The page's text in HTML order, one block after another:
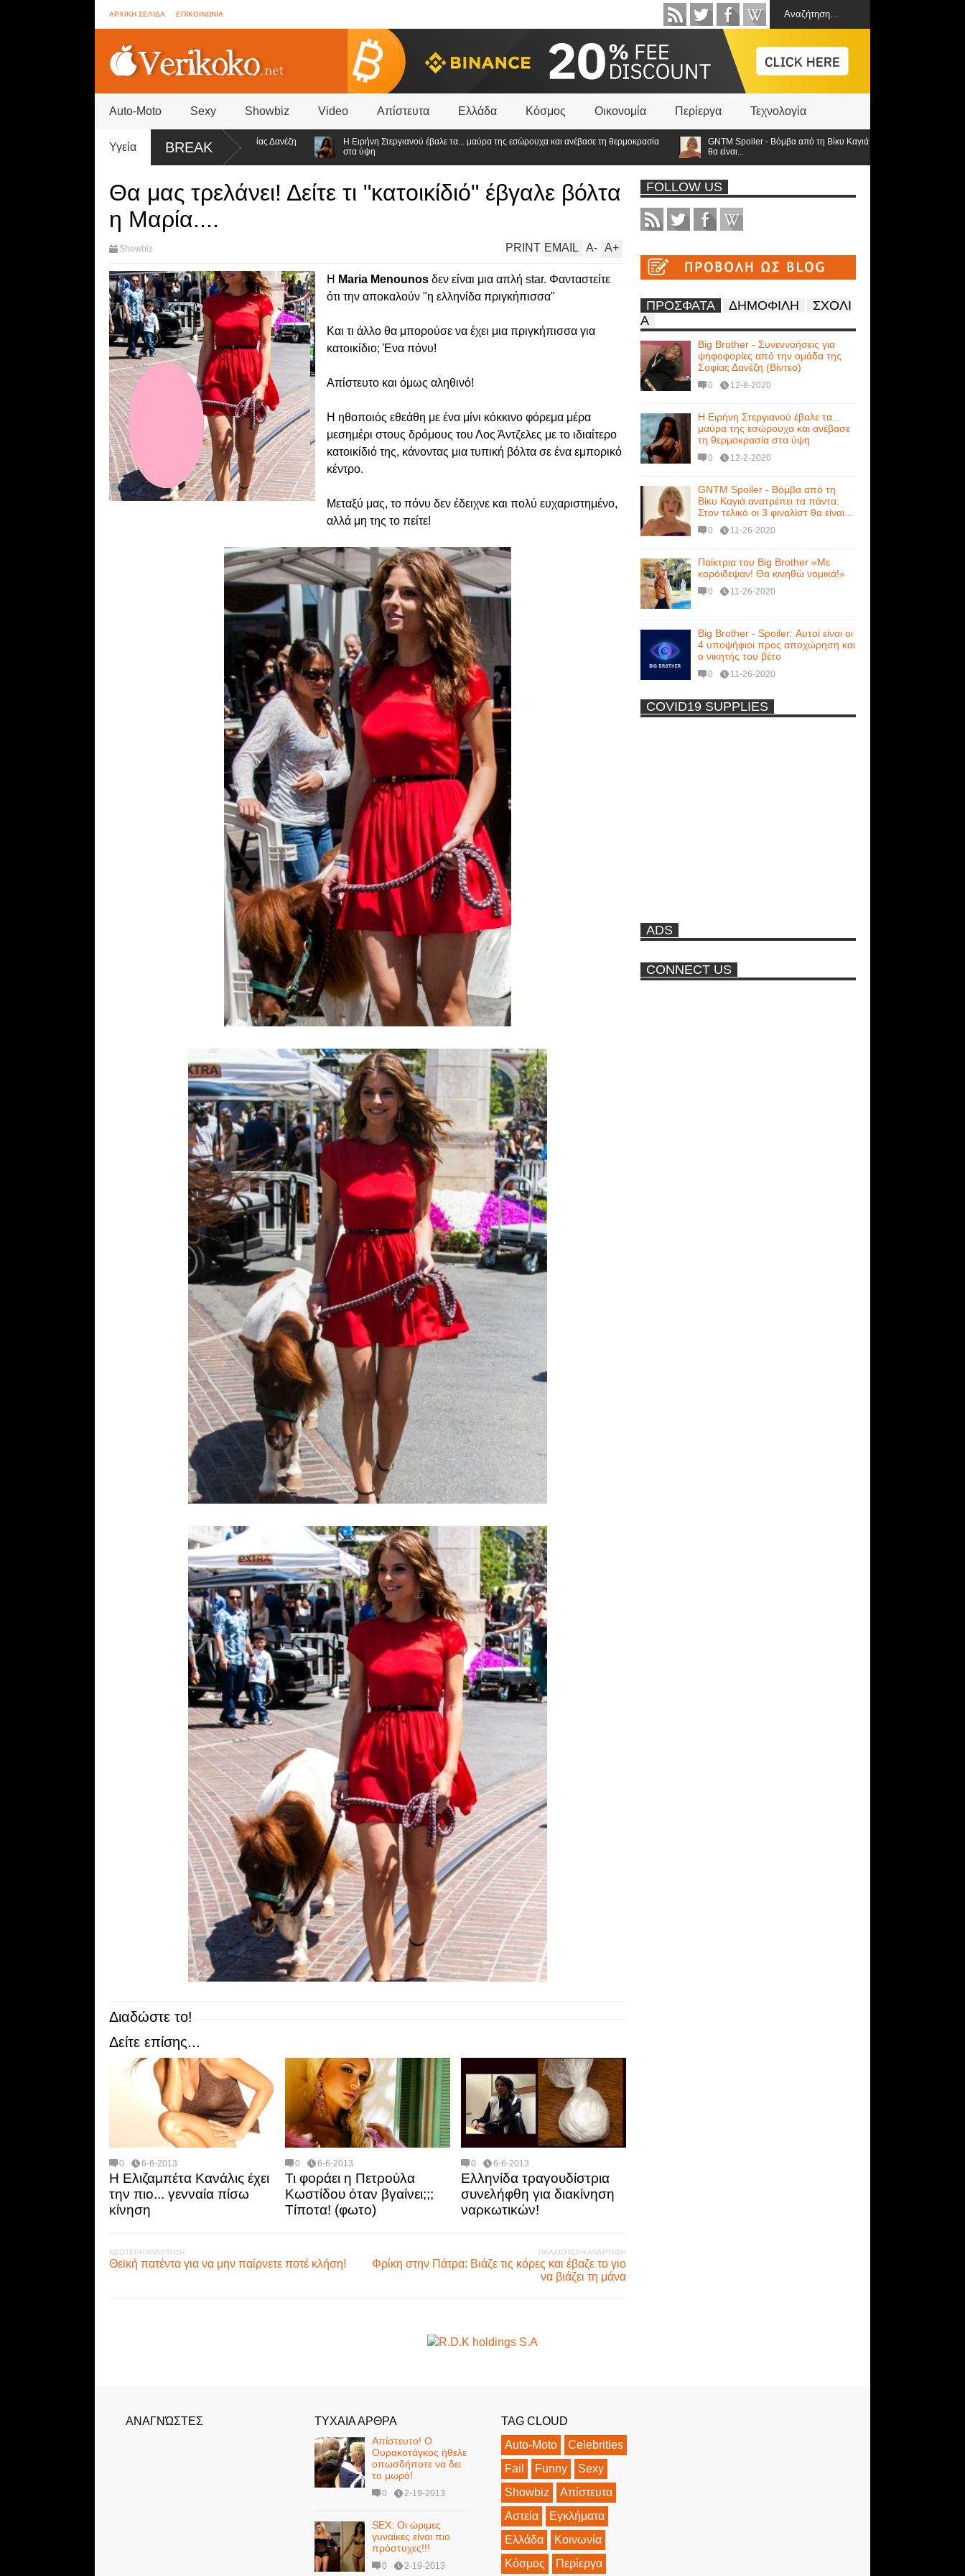
ΑΡΧΙΚΗ ΣΕΛΙΔΑ ΕΠΙΚΟΙΝΩΝΙΑ
Auto-Moto Sexy Showbiz Video Απίστευτα Ελλάδα Κόσμος Οικονομία Περίεργα Τεχνολογία
Υγεία BREAK
για ψηφοφορίες από την ομάδα της Σοφίας Δανέζη
Η Ειρήνη Στεργιανού έβαλε τα... μαύρα της εσώρουχα και ανέβασε τη θερμοκρασία
στα ύψη
GNTM Spoiler - Βόμβα από τη Βίκυ Καγιά ανατρέπει τα πάντα: Στον τελικό οι 3
θα είναι...
Θα μας τρελάνει! Δείτε τι "κατοικίδιό" έβγαλε βόλτα
η Μαρία....
Showbiz A+
A-
EMAIL
PRINT
Η Maria Menounos δεν είναι μια απλή star. Φανταστείτε
ότι την αποκαλούν "η ελληνίδα πριγκήπισσα"
Και τι άλλο θα μπορούσε να έχει μια πριγκήπισσα για
κατοικίδιο; Ένα πόνυ!
Απίστευτο και όμως αληθινό!
Η ηθοποιός εθεάθη με ένα μίνι κόκκινο φόρεμα μέρα
μεσημέρι στους δρόμους του Λος Άντζελες με το ιδιαίτερο
κατοικίδιό της, κάνοντας μια τυπική βόλτα σε ένα εμπορικό
κέντρο.
Μεταξύ μας, το πόνυ δεν έδειχνε και πολύ ευχαριστημένο,
αλλά μη της το πείτε!
Διαδώστε το!
Δείτε επίσης...
0 6-6-2013
Η Ελιζαμπέτα Κανάλις έχει
την πιο... γενναία πίσω
κίνηση
0 6-6-2013
Τι φοράει η Πετρούλα
Κωστίδου όταν βγαίνει;;;
Τίποτα! (φωτο)
0 6-6-2013
Ελληνίδα τραγουδίστρια
συνελήφθη για διακίνηση
ναρκωτικών!
ΝΕΌΤΕΡΗ ΑΝΆΡΤΗΣΗ
Θεϊκή πατέντα για να μην παίρνετε ποτέ κλήση!
ΠΑΛΑΙΌΤΕΡΗ ΑΝΆΡΤΗΣΗ
Φρίκη στην Πάτρα: Βιάζε τις κόρες και έβαζε το γιο
να βιάζει τη μάνα
FOLLOW US
ΠΡΟΣΦΑΤΑ ΔΗΜΟΦΙΛΗ
ΣΧΟΛΙ
Α
Big Brother - Συνεννοήσεις για
ψηφοφορίες από την ομάδα της
Σοφίας Δανέζη (Βίντεο)
0 12-8-2020
Η Ειρήνη Στεργιανού έβαλε τα...
μαύρα της εσώρουχα και ανέβασε
τη θερμοκρασία στα ύψη
0 12-2-2020
GNTM Spoiler - Βόμβα από τη
Βίκυ Καγιά ανατρέπει τα πάντα:
Στον τελικό οι 3 φιναλίστ θα είναι...
0 11-26-2020
Παίκτρια του Big Brother «Με
κορόιδεψαν! Θα κινηθώ νομικά!»
0 11-26-2020
Big Brother - Spoiler: Αυτοί είναι οι
4 υποψήφιοι προς αποχώρηση και
ο νικητής του βέτο
0 11-26-2020
Η Εύα Λάσκαρη Γυμνή Στο
πισίνα
-
COVID19 SUPPLIES
ADS
CONNECT US
ΑΝΑΓΝΏΣΤΕΣ ΤΥΧΑΙΑ ΑΡΘΡΑ
Απίστευτο! Ο
Ουρακοτάγκος ήθελε
οπωσδήποτε να δει
το μωρό!
0 2-19-2013
SEX: Οι ώριμες
γυναίκες είναι πιο
πρόστυχες!!!
0 2-19-2013
TAG CLOUD
Auto-Moto
Celebrities
Fail
Funny
Sexy
Showbiz
Απίστευτα
Αστεία
Εγκλήματα
Ελλάδα
Κοινωνία
Κόσμος
Περίεργα